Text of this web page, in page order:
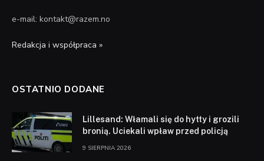
e-mail: kontakt@razem.no
Redakcja i współpraca »
OSTATNIO DODANE
Lillesand: Włamali się do hytty i grozili
bronią. Uciekali wpław przed policją
9 SIERPNIA 2026